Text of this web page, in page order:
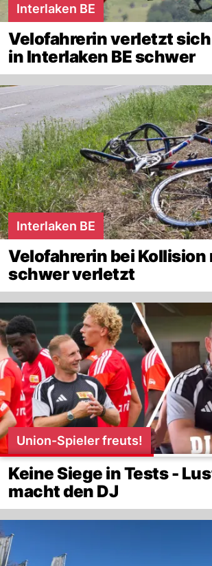
Interlaken BE
Velofahrerin verletzt
in Interlaken BE schwer
Interlaken BE
Velofahrerin bei
schwer verletzt
Union-Spieler freuts!
Keine Siege in Tests -
macht den DJ